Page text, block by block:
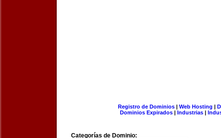
Registro de Dominios| Web Hosting |
Dominios Expirados | Industrias |
Categorías de Dominio: